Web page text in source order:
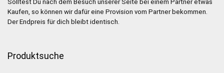
Solltest Du nach dem Besuch unserer Seite bei einem Partner etwas
Kaufen, so können wir dafür eine Provision vom Partner bekommen.
Der Endpreis für dich bleibt identisch.
Produktsuche